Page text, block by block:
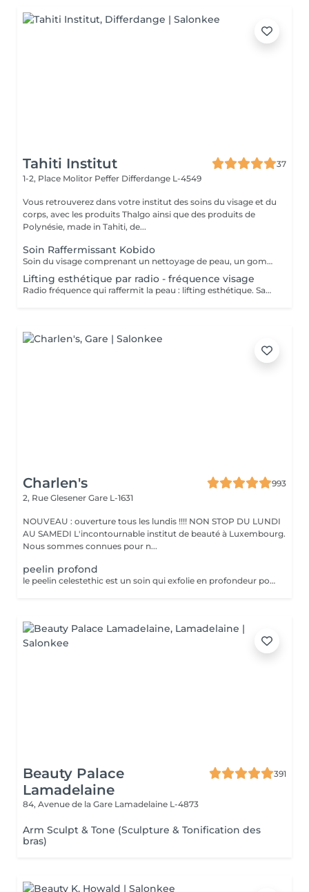
Tahiti Institut
37
1-2, Place Molitor Peffer Differdange L-4549
Vous retrouverez dans votre institut des soins du visage et du
corps, avec les produits Thalgo ainsi que des produits de
Polynésie, made in Tahiti, de...
Soin Raffermissant Kobido
Soin du visage comprenant un nettoyage de peau, un gommage enzymatique, l'utilisation d'ultra sons, le massage raffermissant kobido, la luminothérapie esthétique et le passage d'un appareil froid pour raffermir les tissus. Le Kobido est une technique de massage facial japonaise ancestrale basée sur une alternance de mouvements rapides et profonds : lissages, pétrissages, percussions et drainages. Il agit à la fois sur la peau, les muscles et la circulation lymphatique. Ce massage vise à : - stimuler la production de collagène et d'élastine - améliorer l'oxygénation des tissus - relâcher les tensions du visage, du cou et de la mâchoire. Résultat : un visage plus tonique, plus lumineux, avec des traits visiblement détendus.
Lifting esthétique par radio - fréquence visage
Radio fréquence qui raffermit la peau : lifting esthétique. Sans chirurgie. Indolore. Améliore les contours du visage. Relance la production naturelle de fibres de votre peau. Fermeté et lissage.
Charlen's
993
2, Rue Glesener Gare L-1631
NOUVEAU : ouverture tous les lundis !!!! NON STOP DU LUNDI
AU SAMEDI L'incontournable institut de beauté à Luxembourg.
Nous sommes connues pour n...
peelin profond
le peelin celestethic est un soin qui exfolie en profondeur pour lisser la peau raviver leclat du teint et attenuer les imperfections ideal pour retrouver une peau lumineuse et uniforme ce soin traite les cicatrices l,acne les taches pigmentaires le masque de grossesse ect nous sommes a votre disposition pour toutes questions :)
Beauty Palace
Lamadelaine
391
84, Avenue de la Gare Lamadelaine L-4873
Arm Sculpt & Tone (Sculpture & Tonification des
bras)